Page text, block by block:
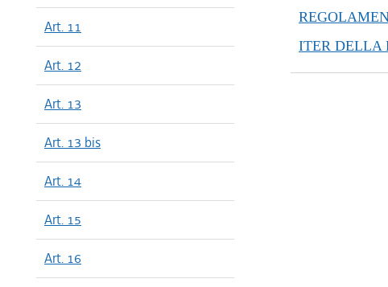
Art. 11
Art. 12
Art. 13
Art. 13 bis
Art. 14
Art. 15
Art. 16
dal 11/04/
dal 29/12/
dal 15/11/
dal 01/01/
dal 25/08/
dal 13/08/
ITER DELLA